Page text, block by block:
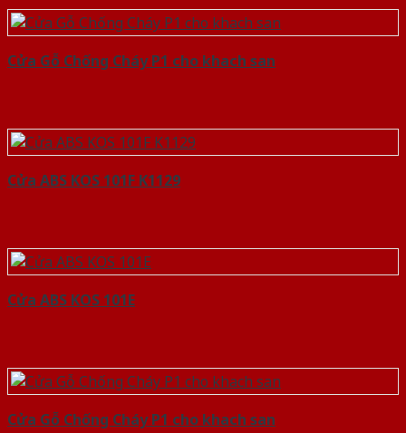
Cửa Gỗ Chống Cháy P1 cho khach san
Cửa ABS KOS 101F K1129
Cửa ABS KOS 101E
Cửa Gỗ Chống Cháy P1 cho khach san